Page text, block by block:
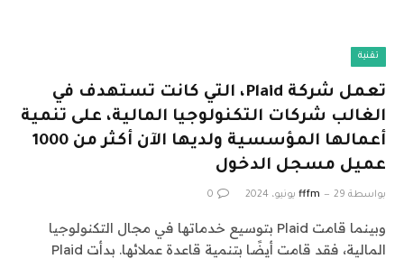
تقنية
تعمل شركة Plaid، التي كانت تستهدف في
الغالب شركات التكنولوجيا المالية، على تنمية
أعمالها المؤسسية ولديها الآن أكثر من 1000
عميل مسجل الدخول
بواسطة fffm 29 يونيو، 2024 0
وبينما قامت Plaid بتوسيع خدماتها في مجال التكنولوجيا
المالية، فقد قامت أيضًا بتنمية قاعدة عملائها. بدأت Plaid